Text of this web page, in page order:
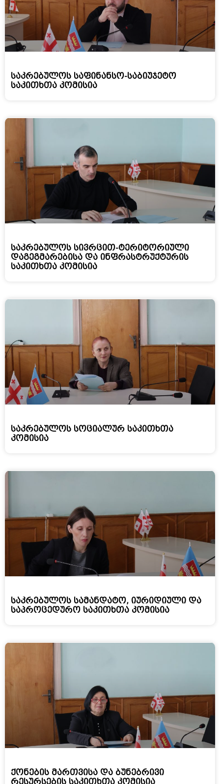
საკრებულოს საფინანსო-საბიუჯეტო
საკითხთა კომისია
საკრებულოს სივრცით-ტერიტორიული
დაგეგმარებისა და ინფრასტრუქტურის
საკითხთა კომისია
საკრებულოს სოციალურ საკითხთა
კომისია
საკრებულოს სამანდატო, იურიდიული და
საპროცედურო საკითხთა კომისია
ქონების მართვისა და ბუნებრივი
რესურსების საკითხთა კომისია